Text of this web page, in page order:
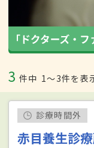
3 件中 1〜3件を表
診療時間外
赤目養生診